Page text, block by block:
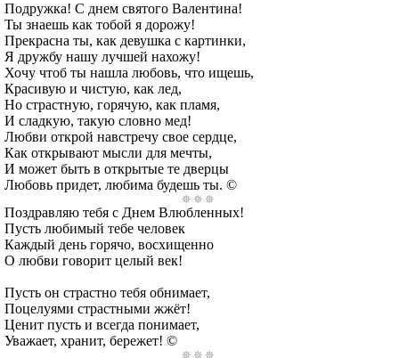
Подружка! С днем святого Валентина!
Ты знаешь как тобой я дорожу!
Прекрасна ты, как девушка с картинки,
Я дружбу нашу лучшей нахожу!
Хочу чтоб ты нашла любовь, что ищешь,
Красивую и чистую, как лед,
Но страстную, горячую, как пламя,
И сладкую, такую словно мед!
Любви открой навстречу свое сердце,
Как открывают мысли для мечты,
И может быть в открытые те дверцы
Любовь придет, любима будешь ты. ©
Поздравляю тебя с Днем Влюбленных!
Пусть любимый тебе человек
Каждый день горячо, восхищенно
О любви говорит целый век!
Пусть он страстно тебя обнимает,
Поцелуями страстными жжёт!
Ценит пусть и всегда понимает,
Уважает, хранит, бережет! ©